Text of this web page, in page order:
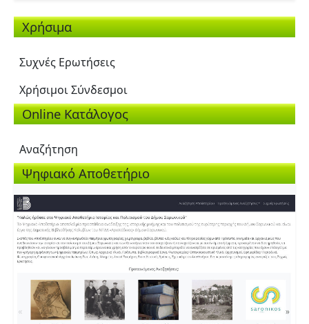
Χρήσιμα
Συχνές Ερωτήσεις
Χρήσιμοι Σύνδεσμοι
Online Κατάλογος
Αναζήτηση
Ψηφιακό Αποθετήριο